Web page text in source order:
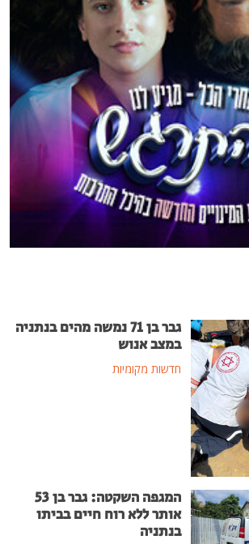
גבר בן 71 נמשה מהים בנתניה
במצב אנוש
חדשות מקומיות
המגפה השקטה: גבר בן 53
אותר ללא רוח חיים בביתו
בנתניה